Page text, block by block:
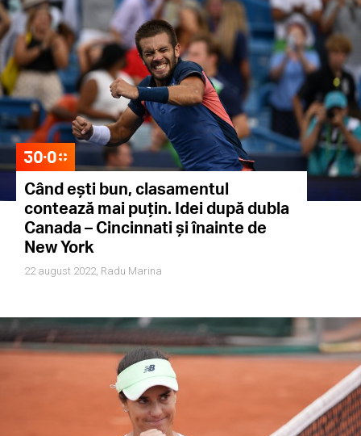
Când ești bun, clasamentul
contează mai puțin. Idei după dubla
Canada – Cincinnati și înainte de
New York
22 august 2022, Radu Marina